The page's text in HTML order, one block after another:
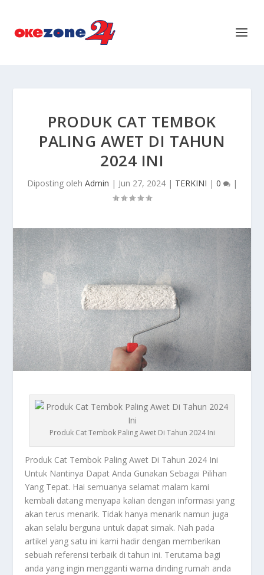
PRODUK CAT TEMBOK
PALING AWET DI TAHUN
2024 INI
Diposting oleh Admin | Jun 27, 2024| TERKINI | 0 |
Produk Cat Tembok Paling Awet Di Tahun 2024 Ini
Produk Cat Tembok Paling Awet Di Tahun 2024 Ini
Untuk Nantinya Dapat Anda Gunakan Sebagai Pilihan
Yang Tepat. Hai semuanya selamat malam kami
kembali datang menyapa kalian dengan informasi yang
akan terus menarik. Tidak hanya menarik namun juga
akan selalu berguna untuk dapat simak. Nah pada
artikel yang satu ini kami hadir dengan memberikan
sebuah referensi terbaik di tahun ini. Terutama bagi
anda yang ingin mengganti warna dinding rumah anda